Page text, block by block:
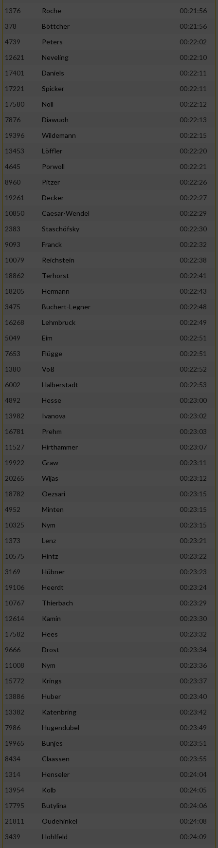
1376
Roche
00:21:56
378
Böttcher
00:21:56
4739
Peters
00:22:02
12621
Neveling
00:22:10
17401
Daniels
00:22:11
17221
Spicker
00:22:11
17580
Noll
00:22:12
7876
Diawuoh
00:22:13
19396
Wildemann
00:22:15
13453
Löffler
00:22:20
4645
Porwoll
00:22:21
8960
Pitzer
00:22:26
19261
Decker
00:22:27
10850
Caesar-Wendel
00:22:29
2383
Staschöfsky
00:22:30
9093
Franck
00:22:32
10079
Reichstein
00:22:38
18862
Terhorst
00:22:41
18205
Hermann
00:22:43
3475
Buchert-Legner
00:22:48
16268
Lehmbruck
00:22:49
5049
Eim
00:22:51
7653
Flügge
00:22:51
1380
Voß
00:22:52
6002
Halberstadt
00:22:53
4892
Hesse
00:23:00
13982
Ivanova
00:23:02
16781
Prehm
00:23:03
11527
Hirthammer
00:23:07
19922
Graw
00:23:11
20265
Wijas
00:23:12
18782
Oezsari
00:23:15
4952
Minten
00:23:15
10325
Nym
00:23:15
1373
Lenz
00:23:21
10575
Hintz
00:23:22
3169
Hübner
00:23:23
19106
Heerdt
00:23:24
10767
Thierbach
00:23:29
12614
Kamin
00:23:30
17582
Hees
00:23:32
9666
Drost
00:23:34
11008
Nym
00:23:36
15772
Krings
00:23:37
13886
Huber
00:23:40
13382
Katenbring
00:23:42
7986
Hugendubel
00:23:49
19965
Bunjes
00:23:51
8434
Claassen
00:23:55
1314
Henseler
00:24:04
13954
Kolb
00:24:05
17795
Butylina
00:24:06
21811
Oudehinkel
00:24:08
3439
Hohlfeld 00:24:09